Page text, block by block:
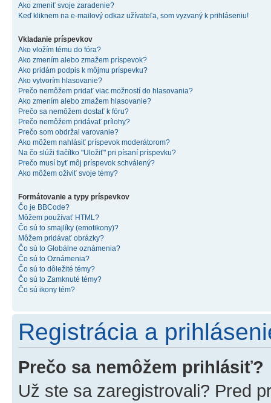
Ako zmeniť svoje zaradenie?
Keď kliknem na e-mailový odkaz užívateľa, som vyzvaný k prihláseniu!
Vkladanie príspevkov
Ako vložím tému do fóra?
Ako zmením alebo zmažem príspevok?
Ako pridám podpis k môjmu príspevku?
Ako vytvorím hlasovanie?
Prečo nemôžem pridať viac možností do hlasovania?
Ako zmením alebo zmažem hlasovanie?
Prečo sa nemôžem dostať k fóru?
Prečo nemôžem pridávať prílohy?
Prečo som obdržal varovanie?
Ako môžem nahlásiť príspevok moderátorom?
Na čo slúži tlačítko "Uložiť" pri písaní príspevku?
Prečo musí byť môj príspevok schválený?
Ako môžem oživiť svoje témy?
Formátovanie a typy príspevkov
Čo je BBCode?
Môžem používať HTML?
Čo sú to smajlíky (emotikony)?
Môžem pridávať obrázky?
Čo sú to Globálne oznámenia?
Čo sú to Oznámenia?
Čo sú to dôležité témy?
Čo sú to Zamknuté témy?
Čo sú ikony tém?
Registrácia a
Prečo sa nemôžem prihlásiť?
Už ste sa zaregistrovali? Pred